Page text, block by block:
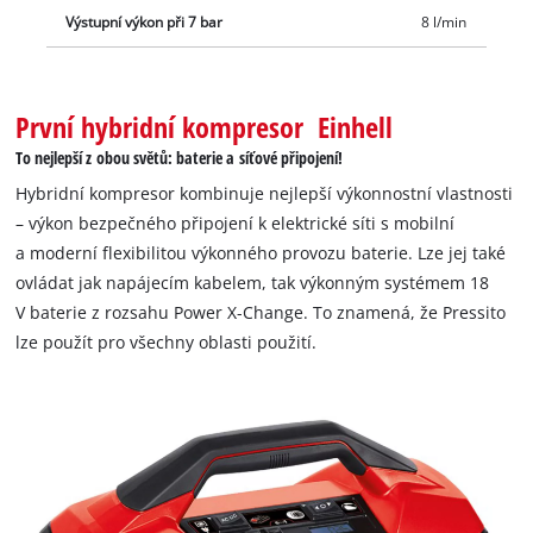
může být snadno uložen a díky bateriovému provozu a
výkonnou a odolnou generací baterií Einhell lze multifunkční
kompresor pohodlně provozovat i na cestách. Baterie s vysoce
členů rodiny Power X-Change, a to jak v oblasti zahrady, tak i v
oblasti nářadí. Baterie a nabíječky rodiny Power-X-Change se
prodávají samostatně.
Výstupní výkon při 7 bar 8 l/min
První hybridní kompresor Einhell
To nejlepší z obou světů: baterie a síťové připojení!
Hybridní kompresor kombinuje nejlepší výkonnostní vlastnosti
– výkon bezpečného připojení k elektrické síti s mobilní
a moderní flexibilitou výkonného provozu baterie. Lze jej také
ovládat jak napájecím kabelem, tak výkonným systémem 18
V baterie z rozsahu Power X-Change. To znamená, že Pressito
lze použít pro všechny oblasti použití.